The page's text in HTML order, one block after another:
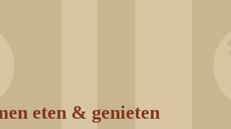
eten & genieten